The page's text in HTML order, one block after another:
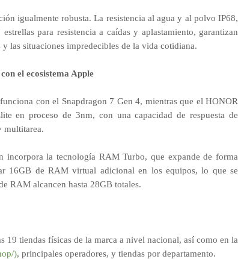
igualmente robusta. La resistencia al agua y al polvo IP68,
para resistencia a caídas y aplastamiento, garantizan
las situaciones impredecibles de la vida cotidiana.
el ecosistema Apple
con el Snapdragon 7 Gen 4, mientras que el HONOR
en proceso de 3nm, con una capacidad de respuesta de
multitarea.
incorpora la tecnología RAM Turbo, que expande de forma
16GB de RAM virtual adicional en los equipos, lo que se
RAM alcancen hasta 28GB totales.
19 tiendas físicas de la marca a nivel nacional, así como en la
), principales operadores, y tiendas por departamento.